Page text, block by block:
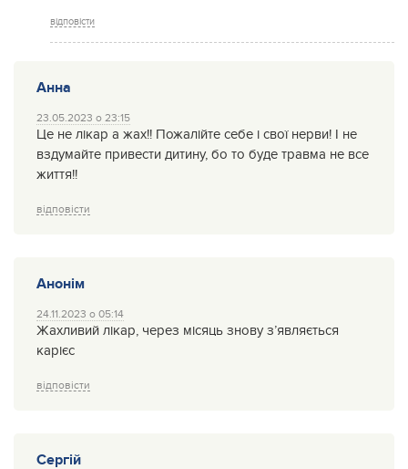
відповісти
Анна
23.05.2023 о 23:15
Це не лікар а жах!! Пожалійте себе і свої нерви! І не
вздумайте привести дитину, бо то буде травма не все
життя!!
відповісти
Анонім
24.11.2023 о 05:14
Жахливий лікар, через місяць знову зʼявляється
карієс
відповісти
Сергій